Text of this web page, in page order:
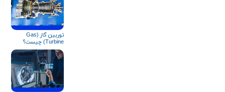
توربین گاز (Gas
Turbine) چیست؟